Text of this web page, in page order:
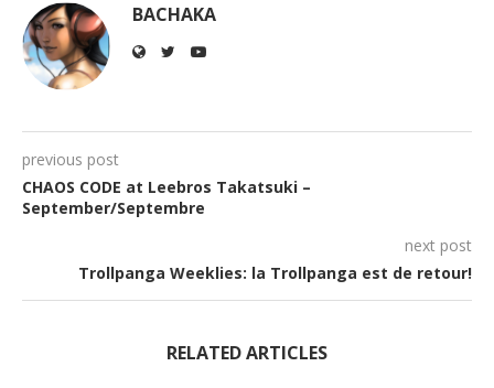
BACHAKA
previous post
CHAOS CODE at Leebros Takatsuki –
September/Septembre
next post
Trollpanga Weeklies: la Trollpanga est de retour!
RELATED ARTICLES